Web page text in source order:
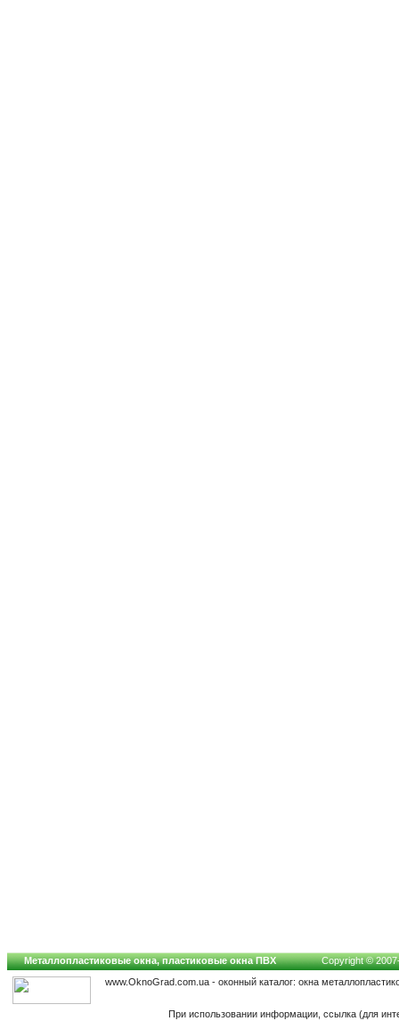
Металлопластиковые окна, пластиковые окна ПВХ
Copyright ©
www.OknoGrad.com.ua - оконный каталог: окна
При использовании информации, ссылка (для